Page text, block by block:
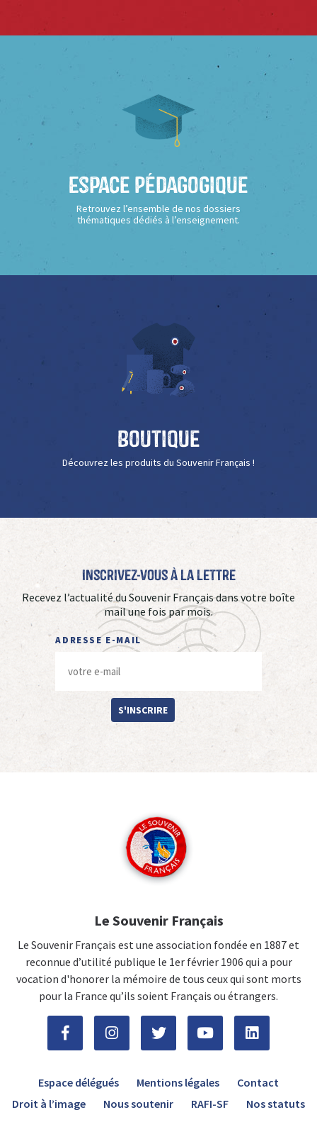
Espace Pédagogique
Retrouvez l’ensemble de nos dossiers
thématiques dédiés à l’enseignement.
Boutique
Découvrez les produits du Souvenir Français !
Inscrivez-vous à La Lettre
Recevez l’actualité du Souvenir Français dans votre boîte
mail une fois par mois.
ADRESSE E-MAIL
S'INSCRIRE
Le Souvenir Français
Le Souvenir Français est une association fondée en 1887 et
reconnue d’utilité publique le 1er février 1906 qui a pour
vocation d'honorer la mémoire de tous ceux qui sont morts
pour la France qu’ils soient Français ou étrangers.
Espace délégués Mentions légales
Contact
Droit à l’image
Nous soutenir RAFI-SF Nos statuts